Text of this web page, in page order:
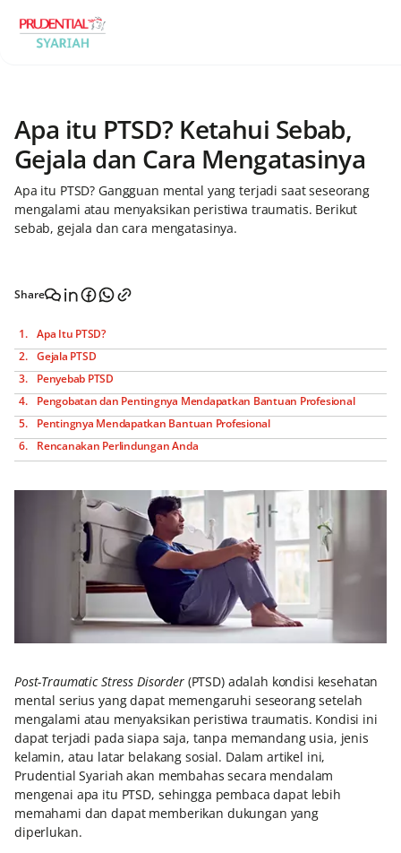
Apa itu PTSD? Ketahui Sebab,
Gejala dan Cara Mengatasinya
Apa itu PTSD? Gangguan mental yang terjadi saat seseorang
mengalami atau menyaksikan peristiwa traumatis. Berikut
sebab, gejala dan cara mengatasinya.
Share
Apa Itu PTSD?
Gejala PTSD
Penyebab PTSD
Pengobatan dan Pentingnya Mendapatkan Bantuan Profesional
Pentingnya Mendapatkan Bantuan Profesional
Rencanakan Perlindungan Anda
Post-Traumatic Stress Disorder(PTSD) adalah kondisi kesehatan
mental serius yang dapat memengaruhi seseorang setelah
mengalami atau menyaksikan peristiwa traumatis. Kondisi ini
dapat terjadi pada siapa saja, tanpa memandang usia, jenis
kelamin, atau latar belakang sosial. Dalam artikel ini,
Prudential Syariah akan membahas secara mendalam
mengenai apa itu PTSD, sehingga pembaca dapat lebih
memahami dan dapat memberikan dukungan yang
diperlukan.